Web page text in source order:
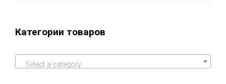
Категории товаров
Select a category